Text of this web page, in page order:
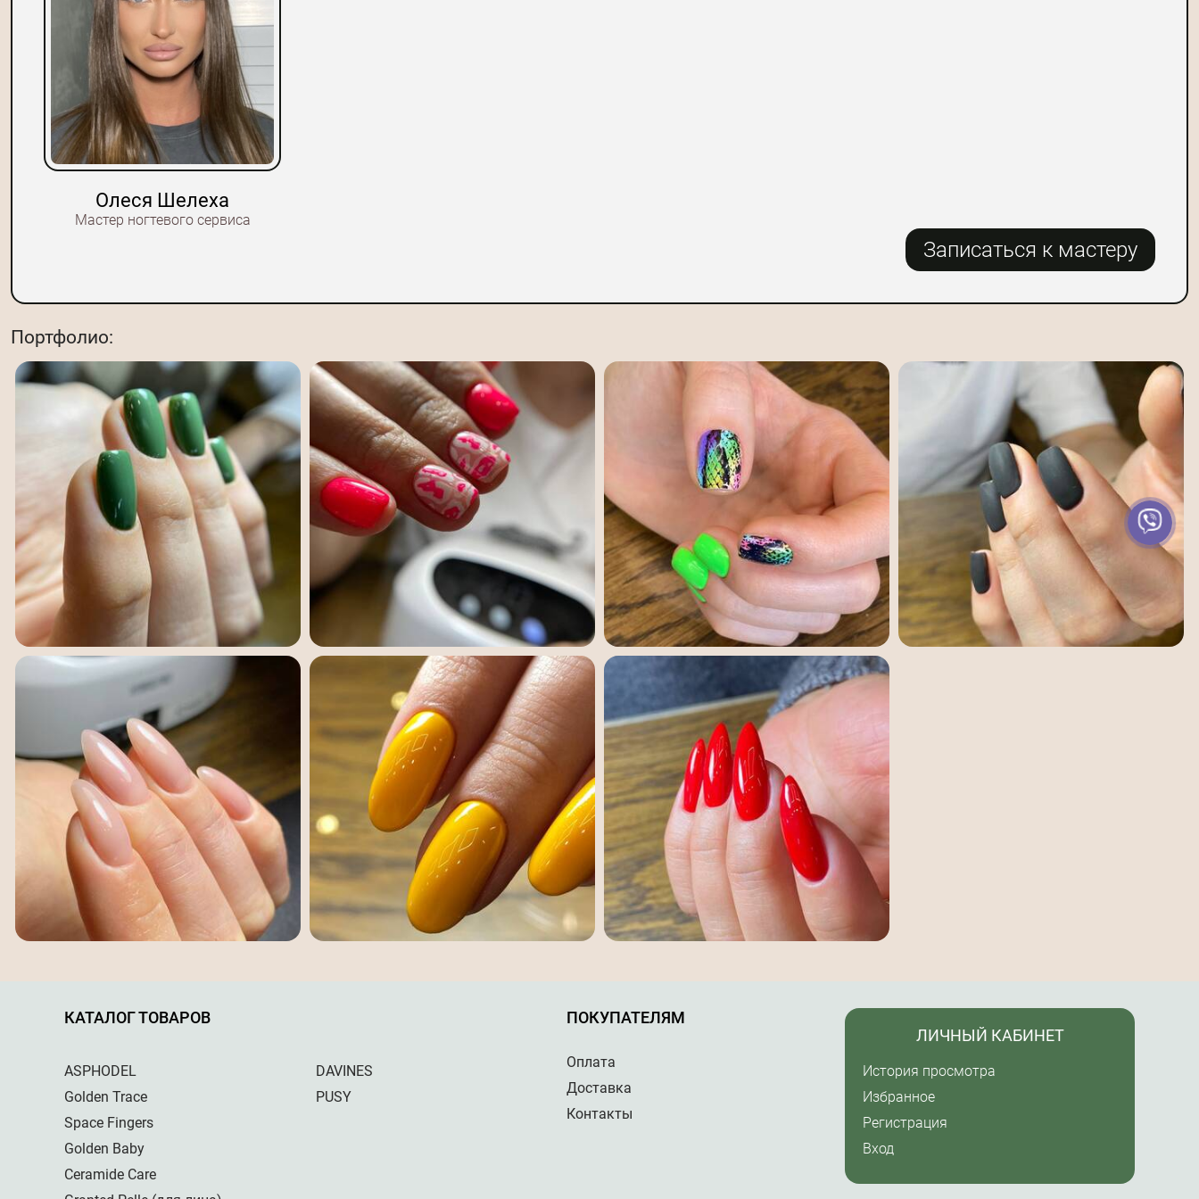
Олеся Шелеха
Мастер ногтевого сервиса
Записаться к мастеру
Портфолио:
КАТАЛОГ ТОВАРОВ
ASPHODEL
Golden Trace
Space Fingers
Golden Baby
Ceramide Care
DAVINES
PUSY
ПОКУПАТЕЛЯМ
Оплата
Доставка
Контакты
ЛИЧНЫЙ КАБИНЕТ
История просмотра
Избранное
Регистрация
Вход